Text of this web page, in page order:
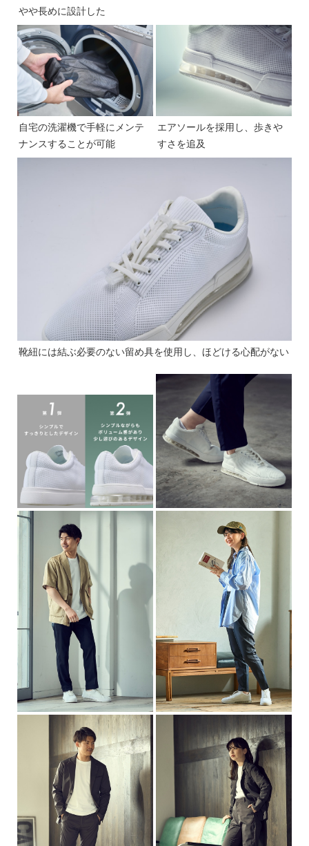
やや長めに設計した
自宅の洗濯機で手軽にメンテ
ナンスすることが可能
エアソールを採用し、歩きや
すさを追及
靴紐には結ぶ必要のない留め具を使用し、ほどける心配がない